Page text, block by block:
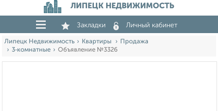
ЛИПЕЦК НЕДВИЖИМОСТЬ
Закладки Личный кабинет
Липецк Недвижимость Квартиры
Продажа
3‑комнатные
Объявление №3326